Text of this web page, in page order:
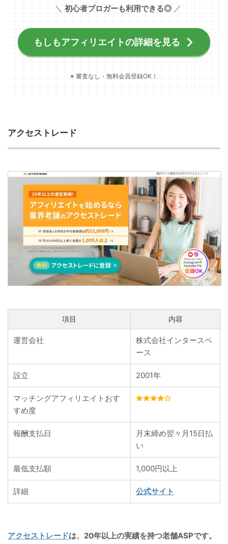
＼ 初心者ブロガーも利用できる◎／
もしもアフィリエイトの詳細を見る
※ 審査なし・無料会員登録OK！
アクセストレード
項目 内容
運営会社
株式会社インタースペ
ース
設立 2001年
マッチングアフィリエイトおす
すめ度
報酬支払日
月末締め翌々月15日払
い
最低支払額 1,000円以上
詳細 公式サイト
アクセストレードは、20年以上の実績を持つ老舗ASPです。